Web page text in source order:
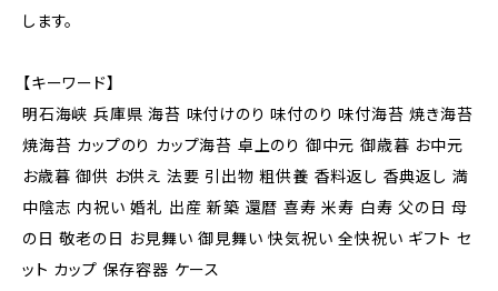
します。
【キーワード】
明石海峡 兵庫県 海苔 味付けのり 味付のり 味付海苔 焼き海苔
焼海苔 カップのり カップ海苔 卓上のり 御中元 御歳暮 お中元
お歳暮 御供 お供え 法要 引出物 粗供養 香料返し 香典返し 満
中陰志 内祝い 婚礼 出産 新築 還暦 喜寿 米寿 白寿 父の日 母
の日 敬老の日 お見舞い 御見舞い 快気祝い 全快祝い ギフト セ
ット カップ 保存容器 ケース